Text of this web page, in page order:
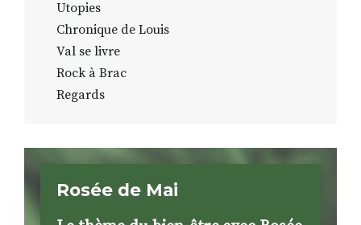
Utopies
Chronique de Louis
Val se livre
Rock à Brac
Regards
Rosée de Mai